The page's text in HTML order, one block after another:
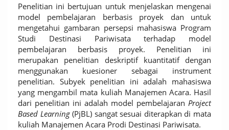
Penelitian ini bertujuan untuk menjelaskan mengenai
model pembelajaran berbasis proyek dan untuk
mengetahui gambaran persepsi mahasiswa Program
Studi Destinasi Pariwisata terhadap model
pembelajaran berbasis proyek. Penelitian ini
merupakan penelitian deskriptif kuantitatif dengan
menggunakan kuesioner sebagai instrument
penelitian. Subyek penelitian ini adalah mahasiswa
yang mengambil mata kuliah Manajemen Acara. Hasil
dari penelitian ini adalah model pembelajaran Project
Based Learning(PjBL) sangat sesuai diterapkan di mata
kuliah Manajemen Acara Prodi Destinasi Pariwisata.